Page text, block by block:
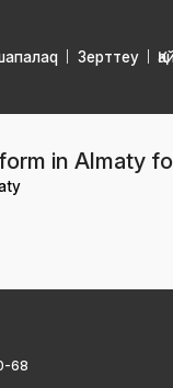
Зерттеу
in Almaty
68